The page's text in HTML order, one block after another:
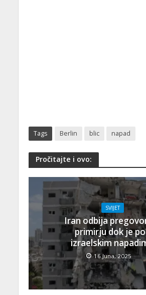
Tags Berlin blic napad
Pročitajte i ovo:
SVIJET
Iran odbija
primirju dok je
izraelskim
16 Juna, 2025